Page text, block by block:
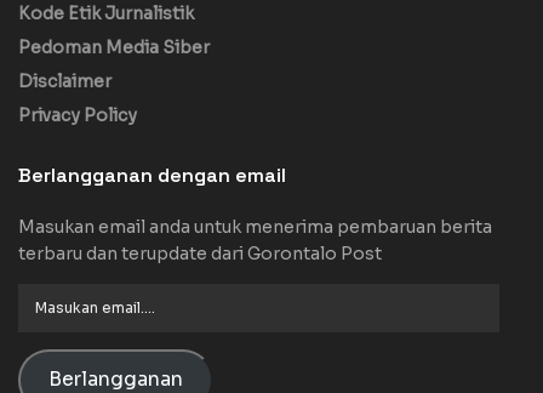
Kode Etik Jurnalistik
Pedoman Media Siber
Disclaimer
Privacy Policy
Berlangganan dengan email
Masukan email anda untuk menerima pembaruan berita
terbaru dan terupdate dari Gorontalo Post
Berlangganan